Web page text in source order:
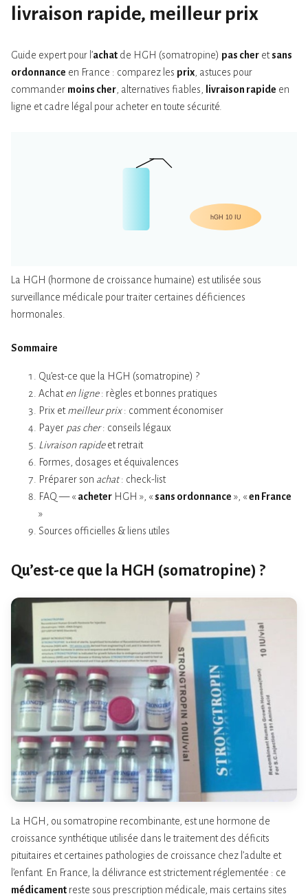
livraison rapide, meilleur prix
Guide expert pour l’achat de HGH (somatropine) pas cher etsans
ordonnance en France : comparez les prix , astuces pour
commander moins cher , alternatives fiables, livraison rapide en
ligne et cadre légal pour acheter en toute sécurité.
hGH 10 IU
La HGH (hormone de croissance humaine) est utilisée sous
surveillance médicale pour traiter certaines déficiences
hormonales.
Sommaire
Qu’est-ce que la HGH (somatropine) ?
Achaten ligne: règles et bonnes pratiques
Prix etmeilleur prix: comment économiser
Payer pas cher: conseils légaux
Livraison rapideet retrait
Formes, dosages et équivalences
Préparer son achat: check-list
FAQ — «acheter HGH », «sans ordonnance », «en France
»
Sources officielles & liens utiles
Qu’est-ce que la HGH (somatropine) ?
La HGH, ou somatropine recombinante, est une hormone de
croissance synthétique utilisée dans le traitement des déficits
pituitaires et certaines pathologies de croissance chez l’adulte et
l’enfant. En France, la délivrance est strictement réglementée : ce
médicament reste sous prescription médicale, mais certains sites